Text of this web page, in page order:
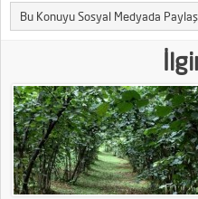
Bu Konuyu Sosyal Medyada Paylaş